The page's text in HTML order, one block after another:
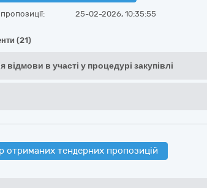
25-02-2026, 10:35:55
(21)
відмови в участі у процедурі закупівлі
отриманих тендерних пропозицій